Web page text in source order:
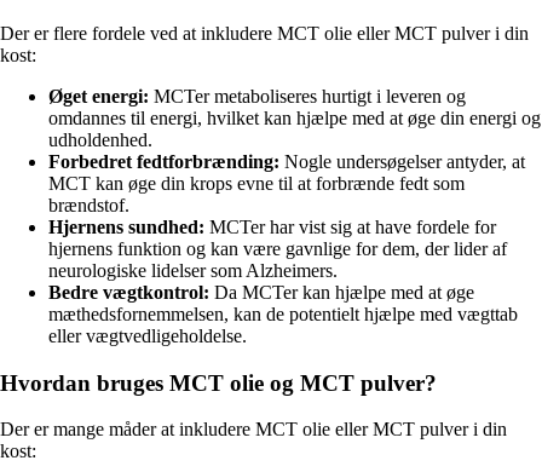
Der er flere fordele ved at inkludere MCT olie eller MCT pulver i din
kost:
Øget energi: MCTer metaboliseres hurtigt i leveren og
omdannes til energi, hvilket kan hjælpe med at øge din energi og
udholdenhed.
Forbedret fedtforbrænding: Nogle undersøgelser antyder, at
MCT kan øge din krops evne til at forbrænde fedt som
brændstof.
Hjernens sundhed: MCTer har vist sig at have fordele for
hjernens funktion og kan være gavnlige for dem, der lider af
neurologiske lidelser som Alzheimers.
Bedre vægtkontrol: Da MCTer kan hjælpe med at øge
mæthedsfornemmelsen, kan de potentielt hjælpe med vægttab
eller vægtvedligeholdelse.
Hvordan bruges MCT olie og MCT pulver?
Der er mange måder at inkludere MCT olie eller MCT pulver i din
kost: